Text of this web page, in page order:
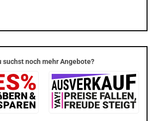
suchst noch mehr Angebote?